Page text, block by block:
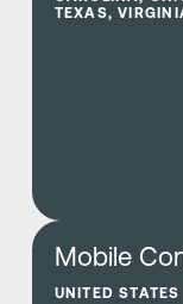
TEXAS,
Mobile
UNITED STATES
さらに詳しく